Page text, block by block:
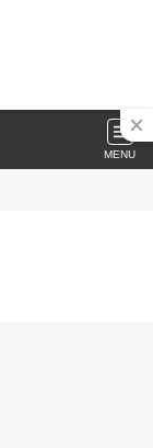
MENU